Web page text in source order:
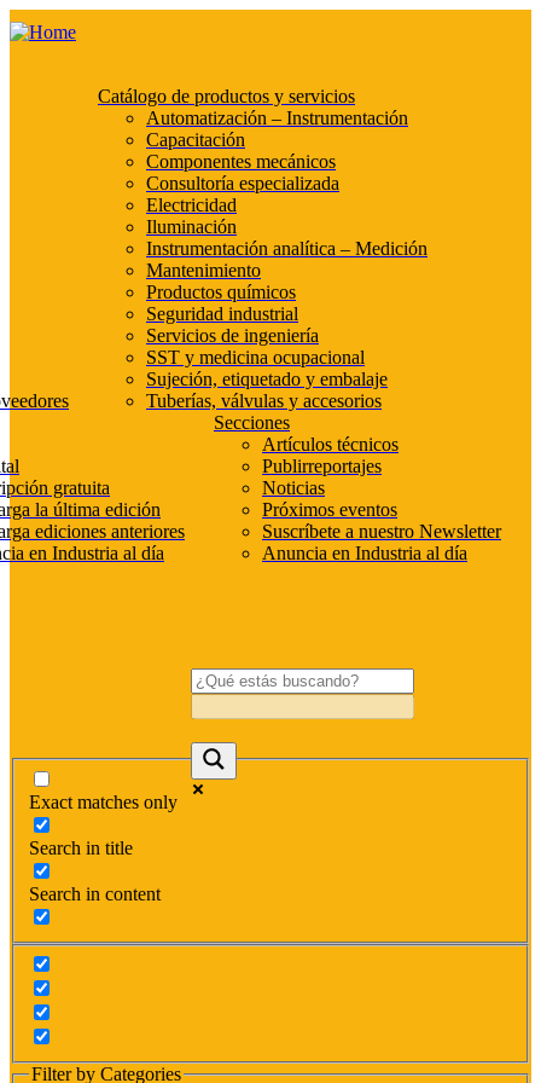
Catálogo de productos y servicios
Automatización – Instrumentación
Capacitación
Componentes mecánicos
Consultoría especializada
Electricidad
Iluminación
Instrumentación analítica – Medición
Mantenimiento
Productos químicos
Seguridad industrial
Servicios de ingeniería
SST y medicina ocupacional
Sujeción, etiquetado y embalaje
Tuberías, válvulas y accesorios
gratuita
la última edición
ediciones anteriores
en Industria al día
Secciones
Artículos técnicos
Publirreportajes
Noticias
Próximos eventos
Suscríbete a nuestro Newsletter
Anuncia en Industria al día
Exact matches only
Search in title
Search in content
Filter by Categories